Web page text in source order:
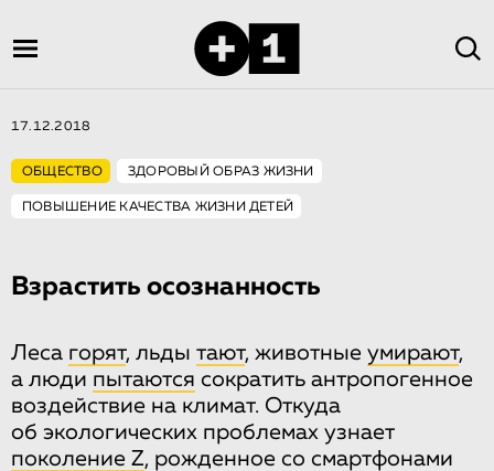
17.12.2018
ОБЩЕСТВО ЗДОРОВЫЙ ОБРАЗ ЖИЗНИ
ПОВЫШЕНИЕ КАЧЕСТВА ЖИЗНИ ДЕТЕЙ
Взрастить осознанность
Леса горят, льды тают, животные умирают,
а люди пытаются сократить антропогенное
воздействие на климат. Откуда
об экологических проблемах узнает
поколение Z, рожденное со смартфонами